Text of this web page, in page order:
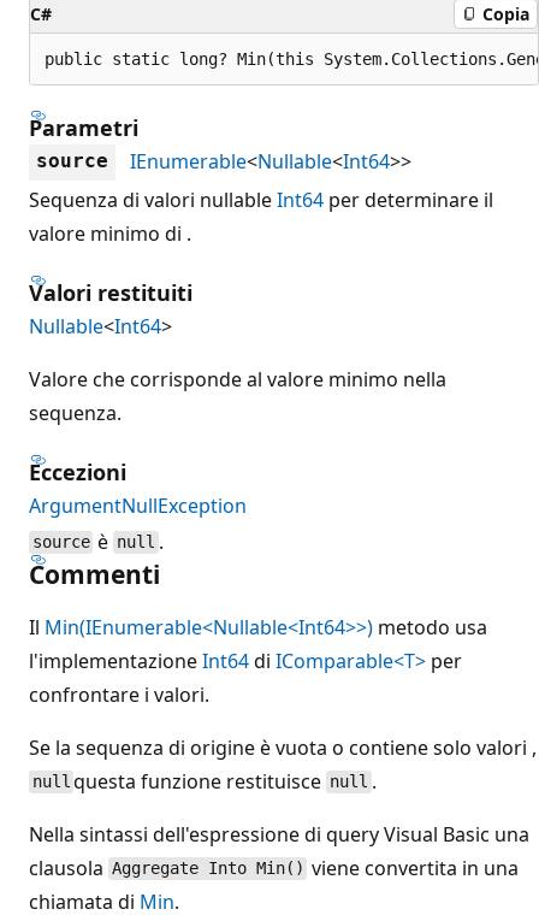
C# Copia
public static long? Min(this
Parametri
source IEnumerable<Nullable<Int64>>
Sequenza di valori nullableInt64 per determinare il
valore minimo di .
Valori restituiti
Nullable<Int64>
Valore che corrisponde al valore minimo nella
sequenza.
Eccezioni
ArgumentNullException
source è null .
Commenti
Il Min(IEnumerable<Nullable<Int64>>) metodo usa
l'implementazioneInt64di IComparable<T> per
confrontare i valori.
Se la sequenza di origine è vuota o contiene solo valori ,
null questa funzione restituisce null .
Nella sintassi dell'espressione di query Visual Basic una
clausola Aggregate Into Min() viene convertita in una
chiamata di Min.